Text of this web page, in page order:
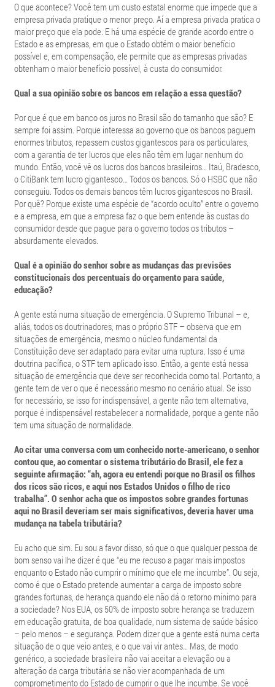
O que acontece? Você tem um custo estatal enorme que impede que a
empresa privada pratique o menor preço. Aí a empresa privada pratica o
maior preço que ela pode. E há uma espécie de grande acordo entre o
Estado e as empresas, em que o Estado obtém o maior benefício
possível e, em compensação, ele permite que as empresas privadas
obtenham o maior benefício possível, à custa do consumidor.
Qual a sua opinião sobre os bancos em relação a essa questão?
Por que é que em banco os juros no Brasil são do tamanho que são? E
sempre foi assim. Porque interessa ao governo que os bancos paguem
enormes tributos, repassem custos gigantescos para os particulares,
com a garantia de ter lucros que eles não têm em lugar nenhum do
mundo. Então, você vê os lucros dos bancos brasileiros… Itaú, Bradesco,
o CitiBank tem lucro gigantesco… Todos os bancos. Só o HSBC que não
conseguiu. Todos os demais bancos têm lucros gigantescos no Brasil.
Por quê? Porque existe uma espécie de “acordo oculto” entre o governo
e a empresa, em que a empresa faz o que bem entende às custas do
consumidor desde que pague para o governo todos os tributos –
absurdamente elevados.
Qual é a opinião do senhor sobre as mudanças das previsões
constitucionais dos percentuais do orçamento para saúde,
educação?
A gente está numa situação de emergência. O Supremo Tribunal – e,
aliás, todos os doutrinadores, mas o próprio STF – observa que em
situações de emergência, mesmo o núcleo fundamental da
Constituição deve ser adaptado para evitar uma ruptura. Isso é uma
doutrina pacífica, o STF tem aplicado isso. Então, a gente está nessa
situação de emergência que deve ser reconhecida como tal. Portanto, a
gente tem de ver o que é necessário mesmo no cenário atual. Se isso
for necessário, se isso for indispensável, a gente não tem alternativa,
porque é indispensável restabelecer a normalidade, porque a gente não
tem uma situação de normalidade.
Ao citar uma conversa com um conhecido norte-americano, o senhor
contou que, ao comentar o sistema tributário do Brasil, ele fez a
seguinte afirmação: “ah, agora eu entendi porque no Brasil os filhos
dos ricos são ricos, e aqui nos Estados Unidos o filho de rico
trabalha”. O senhor acha que os impostos sobre grandes fortunas
aqui no Brasil deveriam ser mais significativos, deveria haver uma
mudança na tabela tributária?
Eu acho que sim. Eu sou a favor disso, só que o que qualquer pessoa de
bom senso vai lhe dizer é que “eu me recuso a pagar mais impostos
enquanto o Estado não cumprir o mínimo que ele me incumbe”. Ou seja,
como é que o Estado pretende aumentar a carga de imposto sobre
grandes fortunas, de herança quando ele não dá o retorno mínimo para
a sociedade? Nos EUA, os 50% de imposto sobre herança se traduzem
em educação gratuita, de boa qualidade, num sistema de saúde básico
– pelo menos – e segurança. Podem dizer que a gente está numa certa
situação de o que veio antes, e o que vai vir antes… Mas, de modo
genérico, a sociedade brasileira não vai aceitar a elevação ou a
alteração da carga tributária se não vier acompanhada de um
comprometimento do Estado de cumprir o que lhe incumbe. Se você